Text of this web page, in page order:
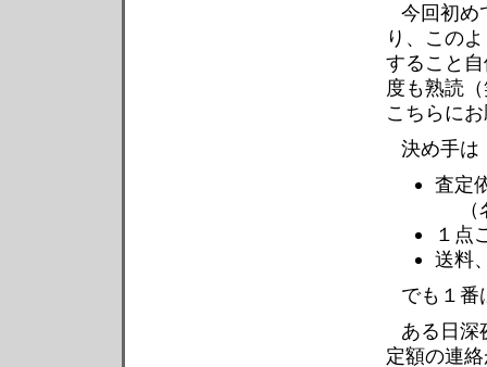
今回初め
り、この
すること
度も熟読
こちらに
決め手は
査定
（
１点
送料
でも１番
ある日
定額の連